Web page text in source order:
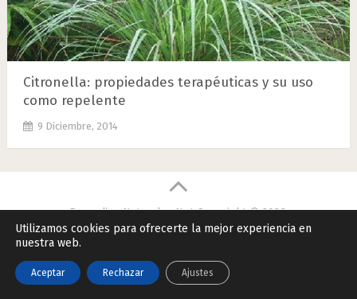
Citronella: propiedades terapéuticas y su uso
como repelente
9 Diciembre, 2014
Remedios Naturales.NetCopyright © 2026.
Contactar|Datos Legales y Privacidad| Política de Cookies
Utilizamos cookies para ofrecerte la mejor experiencia en
nuestra web.
Aceptar Rechazar Ajustes